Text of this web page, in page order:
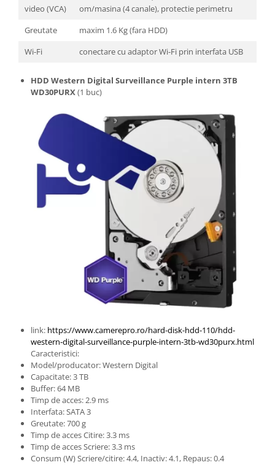
video (VCA)
om/masina (4 canale), protectie perimetru
Greutate
maxim 1.6 Kg (fara HDD)
Wi-Fi
conectare cu adaptor Wi-Fi prin interfata USB
HDD Western Digital Surveillance Purple intern 3TB
WD30PURX(1 buc)
link: https://www.camerepro.ro/hard-disk-hdd-110/hdd-
western-digital-surveillance-purple-intern-3tb-wd30purx.html
Caracteristici:
Model/producator: Western Digital
Capacitate: 3 TB
Buffer: 64 MB
Timp de acces: 2.9 ms
Interfata: SATA 3
Greutate: 700 g
Timp de acces Citire: 3.3 ms
Timp de acces Scriere: 3.3 ms
Consum (W) Scriere/citire: 4.4, Inactiv: 4.1, Repaus: 0.4